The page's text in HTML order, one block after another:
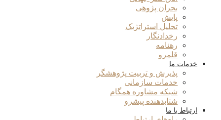
بحران پژوهی
پایش
تحلیل استراتژیک
رخدادنگار
رهنامه
قلمرو
خدمات ما
پذیرش و تربیت پژوهشگر
خدمات سازمانی
شبکه مشاوره همگام
شتابدهنده پیشرو
ارتباط با ما